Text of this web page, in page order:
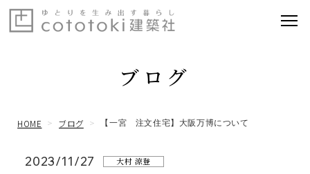
ブログ
HOME ブログ 【一宮 注文住宅】大阪万博について
2023/11/27 大村 涼登